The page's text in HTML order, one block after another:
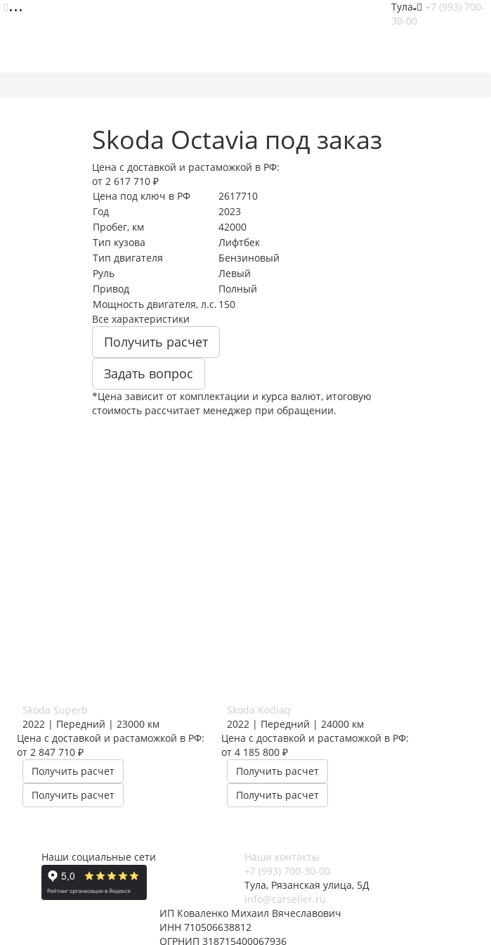
Тула
+7 (993) 700-
30-00
Skoda Octavia под заказ
Цена с доставкой и растаможкой в РФ:
от 2 617 710 ₽
Цена под ключ в РФ
2617710
Год
2023
Пробег, км
42000
Тип кузова
Лифтбек
Тип двигателя
Бензиновый
Руль
Левый
Привод
Полный
Мощность двигателя, л.с. 150
Все характеристики
Получить расчет
Задать вопрос
*Цена зависит от комплектации и курса валют, итоговую
стоимость рассчитает менеджер при обращении.
Skoda Superb
2022 | Передний | 23000 км
Цена с доставкой и растаможкой в РФ:
от 2 847 710 ₽
Получить расчет
Получить расчет
Skoda Kodiaq
2022 | Передний | 24000 км
Цена с доставкой и растаможкой в РФ:
от 4 185 800 ₽
Получить расчет
Получить расчет
Наши социальные сети
Наши контакты
+7 (993) 700-30-00
Тула, Рязанская улица, 5Д
info@carseller.ru
ИП Коваленко Михаил Вячеславович
ИНН 710506638812
ОГРНИП 318715400067936